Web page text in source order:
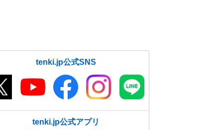
tenki.jp公式SNS
tenki.jp公式アプリ